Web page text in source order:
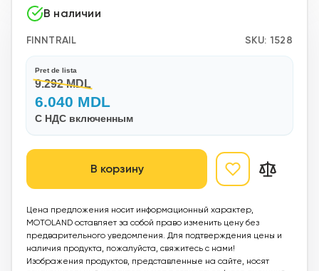
В наличии
FINNTRAIL SKU: 1528
Pret de lista
9.292 MDL
6.040 MDL
С НДС включенным
В корзину
Цена предложения носит информационный характер,
MOTOLAND оставляет за собой право изменить цену без
предварительного уведомления. Для подтверждения цены и
наличия продукта, пожалуйста, свяжитесь с нами!
Изображения продуктов, представленные на сайте, носят